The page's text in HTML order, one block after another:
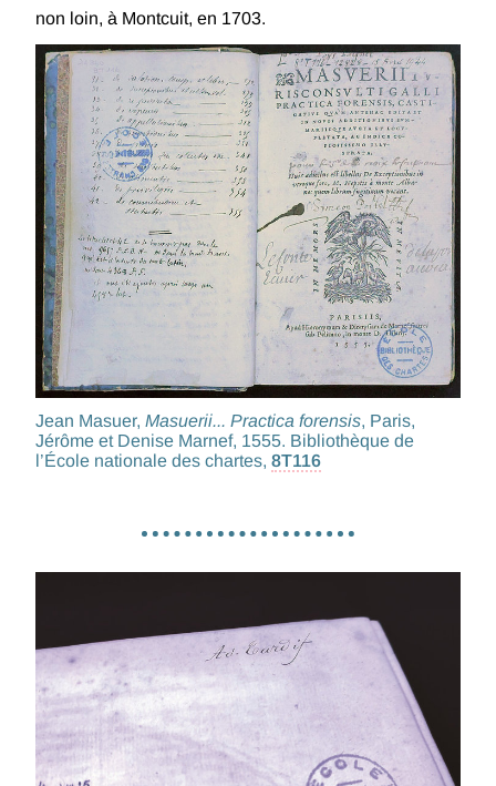
non loin, à Montcuit, en 1703.
Jean Masuer, Masuerii... Practica forensis, Paris,
Jérôme et Denise Marnef, 1555. Bibliothèque de
l’École nationale des chartes, 8T116